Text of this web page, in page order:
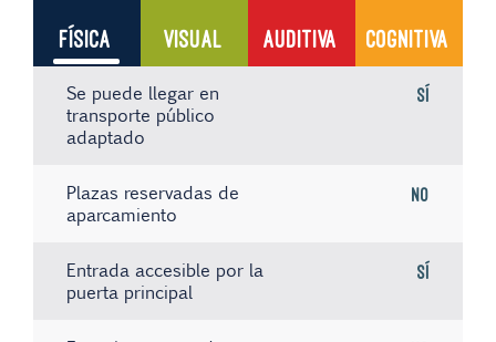
FÍSICA VISUAL AUDITIVA COGNITIVA
Se puede llegar en
transporte público
adaptado
Sí
Plazas reservadas de
aparcamiento
No
Entrada accesible por la
puerta principal
Sí